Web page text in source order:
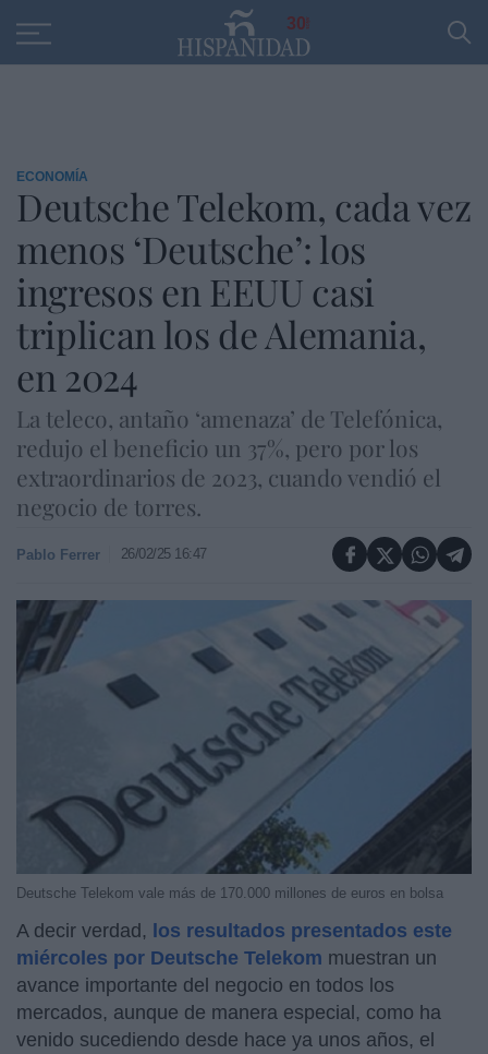
30
ECONOMÍA
Deutsche Telekom, cada vez
menos ‘Deutsche’: los
ingresos en EEUU casi
triplican los de Alemania,
en 2024
La teleco, antaño ‘amenaza’ de Telefónica,
redujo el beneficio un 37%, pero por los
extraordinarios de 2023, cuando vendió el
negocio de torres.
Pablo Ferrer 26/02/25 16:47
Deutsche Telekom vale más de 170.000 millones de euros en bolsa
A decir verdad, los resultados presentados este
miércoles por Deutsche Telekom muestran un
avance importante del negocio en todos los
mercados, aunque de manera especial, como ha
venido sucediendo desde hace ya unos años, el